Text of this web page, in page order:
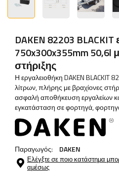
DAKEN 82203
750x300x355mm 50,6l
στήριξης
Η εργαλειοθήκη DAKEN BLACKIT
λίτρων, πλήρης με βραχίονες
ασφαλή αποθήκευση εργαλείων
εγκατάσταση σε φορτηγά,
Παραγωγός: DAKEN
Ελέγξτε σε ποιο κατάστημα
αμέσως